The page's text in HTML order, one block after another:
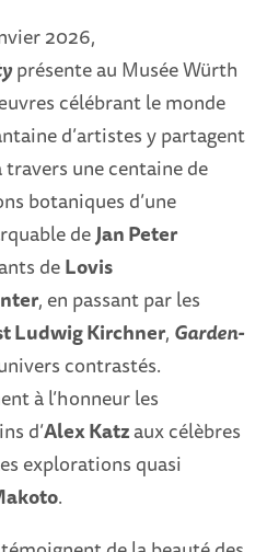
2026,
présente au Musée Würth
célébrant le monde
d’artistes y partagent
une centaine de
botaniques d’une
deJan Peter
deLovis
, en passant par les
Ludwig Kirchner, Garden-
contrastés.
à l’honneur les
d’Alex Katzaux célèbres
explorations quasi
.